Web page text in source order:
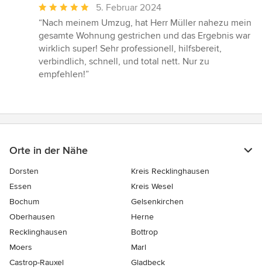
Durchschnittliche
Bewertung:
5
von
5
Sternen
5. Februar 2024
“Nach meinem Umzug, hat Herr Müller nahezu mein
gesamte Wohnung gestrichen und das Ergebnis war
wirklich super! Sehr professionell, hilfsbereit,
verbindlich, schnell, und total nett. Nur zu
empfehlen!”
Orte in der Nähe
Dorsten
Kreis Recklinghausen
Essen
Kreis Wesel
Bochum
Gelsenkirchen
Oberhausen
Herne
Recklinghausen
Bottrop
Moers
Marl
Castrop-Rauxel
Gladbeck